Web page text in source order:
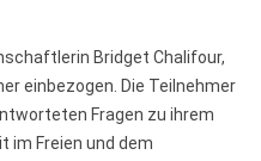
Bridget Chalifour,
einbezogen. Die Teilnehmer
Fragen zu ihrem
im Freien und dem